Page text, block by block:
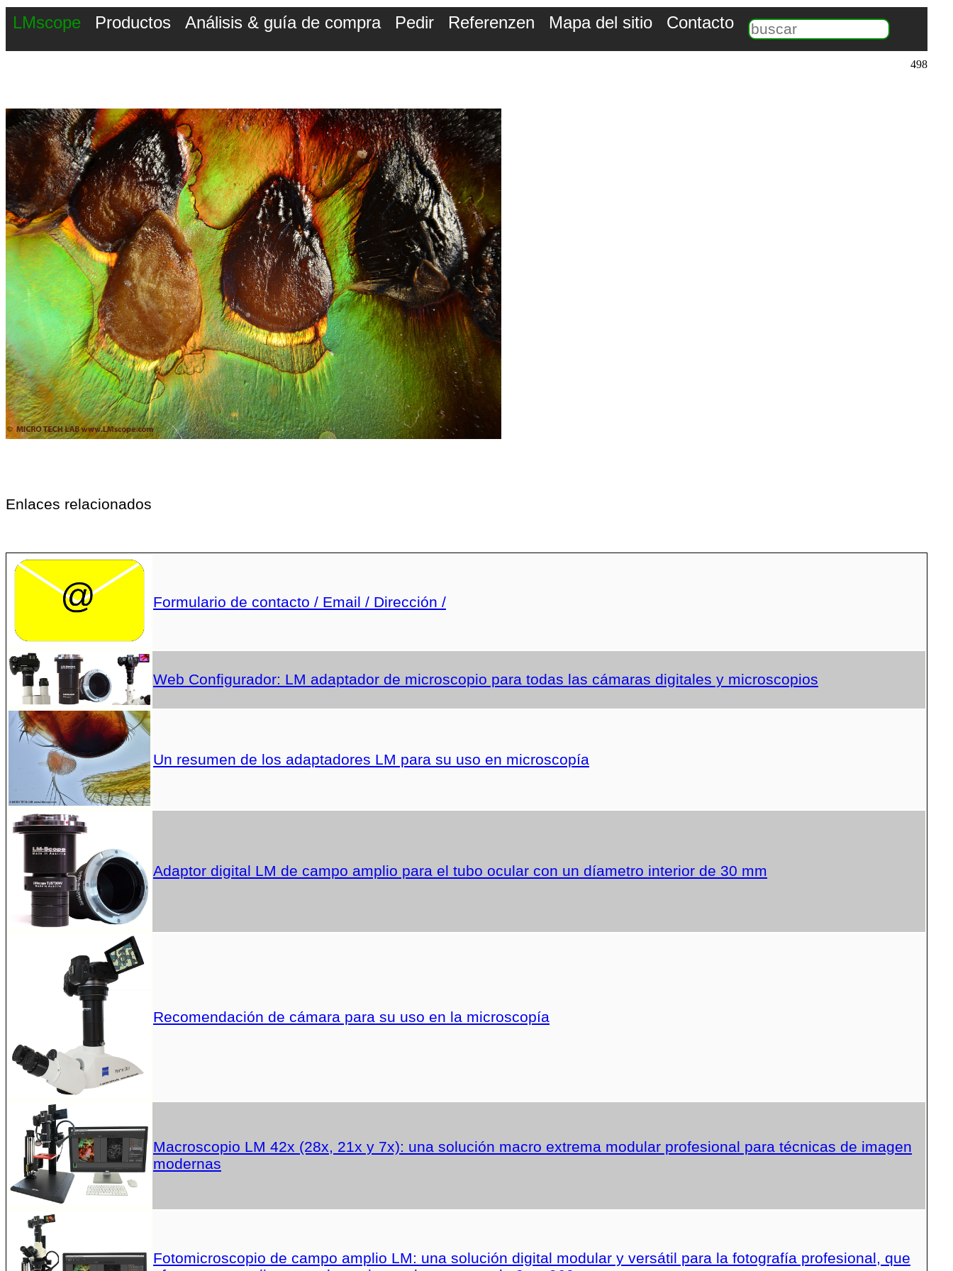
LMscope Productos Análisis & guía de compra Pedir Referenzen Mapa del sitio Contacto
498
Enlaces relacionados
Formulario de contacto / Email / Dirección /
Web Configurador: LM adaptador de microscopio para todas las cámaras digitales y microscopios
Un resumen de los adaptadores LM para su uso en microscopía
Adaptor digital LM de campo amplio para el tubo ocular con un díametro interior de 30 mm
Recomendación de cámara para su uso en la microscopía
Macroscopio LM 42x (28x, 21x y 7x): una solución macro extrema modular profesional para técnicas de imagen
modernas
Fotomicroscopio de campo amplio LM: una solución digital modular y versátil para la fotografía profesional, que